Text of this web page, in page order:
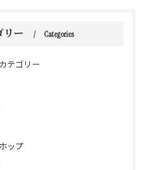
リー Categories
テゴリー
ップ